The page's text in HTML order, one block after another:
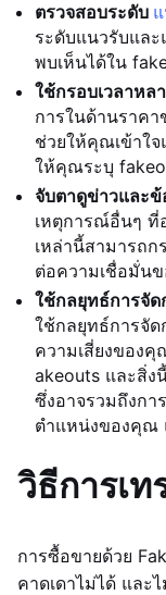
ตรวจสอบระดับ
ระดับแนวรับแล
พบเห็นได้ใน
ใช้กรอบเวลาหล
การในด้านราคา
ช่วยให้คุณเข้าใ
ให้คุณระบุ
จับตาดูข่าวและข้
เหตุการณ์อื่นๆ ที่
เหล่านี้สามารถก
ต่อความเชื่อมั่น
ใช้กลยุทธ์การจัด
ใช้กลยุทธ์การจัด
ความเสี่ยงของ
akeouts และสิ่ง
ซึ่งอาจรวมถึงกา
ตำแหน่งของคุณ
วิธีการเ
การซื้อขายด้วย
คาดเดาไม่ได้ และ